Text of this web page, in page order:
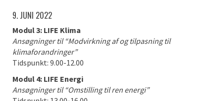
9. JUNI 2022
Modul 3: LIFE Klima
Ansøgninger til “Modvirkning af og tilpasning til
klimaforandringer”
Tidspunkt: 9.00-12.00
Modul 4: LIFE Energi
Ansøgninger til “Omstilling til ren energi”